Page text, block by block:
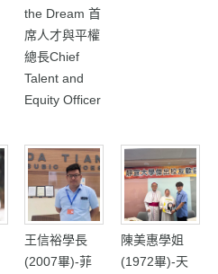
the Dream 首
席人才與平權
總長Chief
Talent and
Equity Officer
王信裕學長
(2007畢)-菲
陳美惠學姐
(1972畢)-天